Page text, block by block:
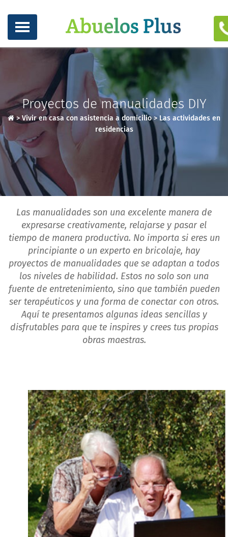
Proyectos de manualidades DIY
>Vivir en casa con asistencia a domicilio>Las actividades en
residencias
Las manualidades son una excelente manera de
expresarse creativamente, relajarse y pasar el
tiempo de manera productiva. No importa si eres un
principiante o un experto en bricolaje, hay
proyectos de manualidades que se adaptan a todos
los niveles de habilidad. Estos no solo son una
fuente de entretenimiento, sino que también pueden
ser terapéuticos y una forma de conectar con otros.
Aquí te presentamos algunas ideas sencillas y
disfrutables para que te inspires y crees tus propias
obras maestras.